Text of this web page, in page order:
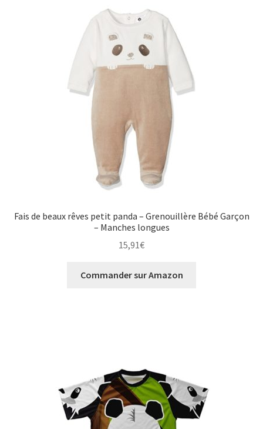
Fais de beaux rêves petit panda – Grenouillère Bébé Garçon
– Manches longues
15,91€
Commander sur Amazon